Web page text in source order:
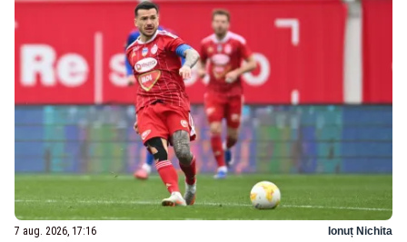
7 aug. 2026, 17:16 Ionuț Nichita